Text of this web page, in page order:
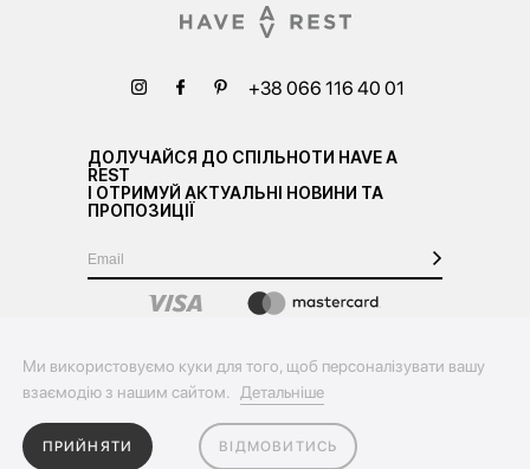
+38 066 116 40 01
ДОЛУЧАЙСЯ ДО СПІЛЬНОТИ HAVE A
REST
І ОТРИМУЙ АКТУАЛЬНІ НОВИНИ ТА
ПРОПОЗИЦІЇ
Ми використовуємо куки для того, щоб персоналізувати вашу
взаємодію з нашим сайтом.
Детальніше
ПРИЙНЯТИ ВІДМОВИТИСЬ